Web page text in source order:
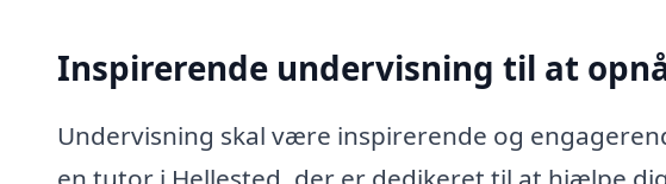
Inspirerende undervisning til at
Undervisning skal være inspirerende og